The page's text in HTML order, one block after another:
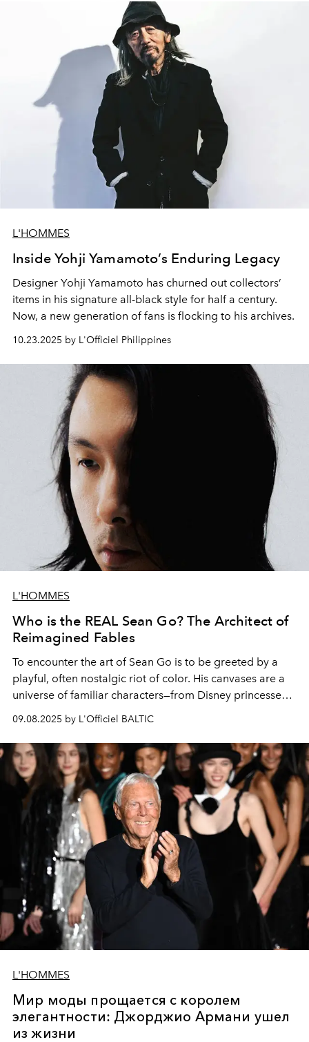
L'HOMMES
Inside Yohji Yamamoto’s Enduring Legacy
Designer Yohji Yamamoto has churned out collectors’
items in his signature all-black style for half a century.
Now, a new generation of fans is flocking to his archives.
10.23.2025 by L'Officiel Philippines
L'HOMMES
Who is the REAL Sean Go? The Architect of
Reimagined Fables
To encounter the art of Sean Go is to be greeted by a
playful, often nostalgic riot of color. His canvases are a
universe of familiar characters—from Disney princesses
childlike and deeply sophisticated.
09.08.2025 by L'Officiel BALTIC
L'HOMMES
Мир моды прощается с королем
элегантности: Джорджио Армани ушел
из жизни